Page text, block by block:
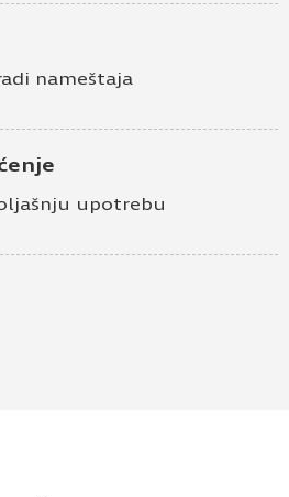
nameštaja
upotrebu